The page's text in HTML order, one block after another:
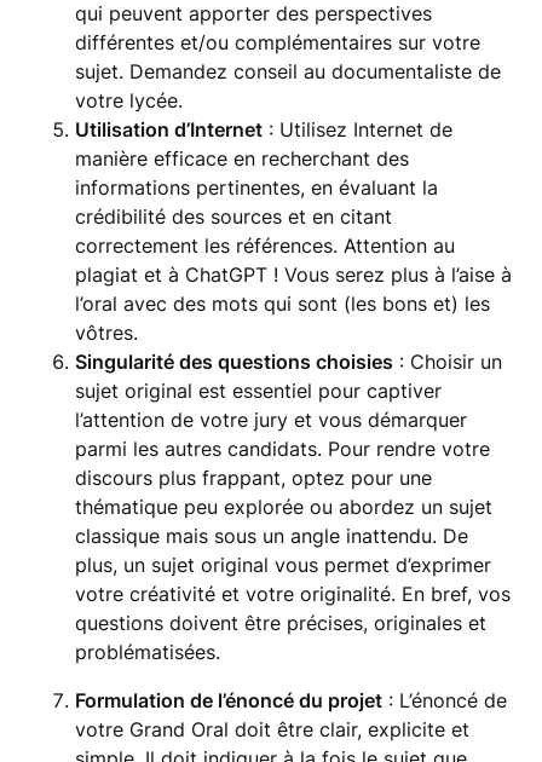
qui peuvent apporter des perspectives
différentes et/ou complémentaires sur votre
sujet. Demandez conseil au documentaliste de
votre lycée.
Utilisation d’Internet : Utilisez Internet de
manière efficace en recherchant des
informations pertinentes, en évaluant la
crédibilité des sources et en citant
correctement les références. Attention au
plagiat et à ChatGPT ! Vous serez plus à l’aise à
l’oral avec des mots qui sont (les bons et) les
vôtres.
Singularité des questions choisies : Choisir un
sujet original est essentiel pour captiver
l’attention de votre jury et vous démarquer
parmi les autres candidats. Pour rendre votre
discours plus frappant, optez pour une
thématique peu explorée ou abordez un sujet
classique mais sous un angle inattendu. De
plus, un sujet original vous permet d’exprimer
votre créativité et votre originalité. En bref, vos
questions doivent être précises, originales et
problématisées.
Formulation de l’énoncé du projet : L’énoncé de
votre Grand Oral doit être clair, explicite et